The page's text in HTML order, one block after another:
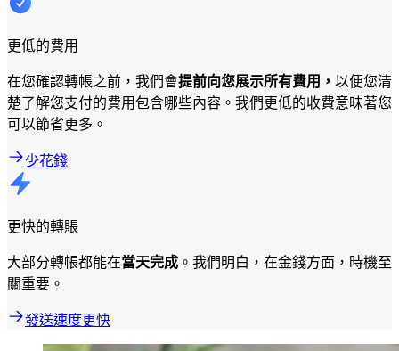
更低的費用
在您確認轉帳之前，我們會提前向您展示所有費用， 以便您清
楚了解您支付的費用包含哪些內容。我們更低的收費意味著您
可以節省更多。
少花錢
更快的轉賬
大部分轉帳都能在當天完成 。我們明白，在金錢方面，時機至
關重要。
發送速度更快